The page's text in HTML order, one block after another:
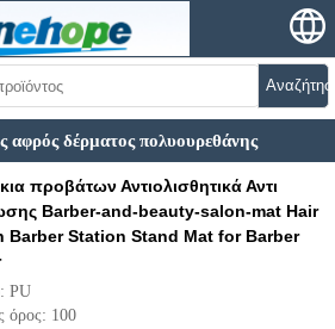
δέρματος πολυουρεθάνης
προβάτων Αντιολισθητικά Αντι
Barber-and-beauty-salon-mat Hair
Barber Station Stand Mat for Barber
PU
όρος: 100